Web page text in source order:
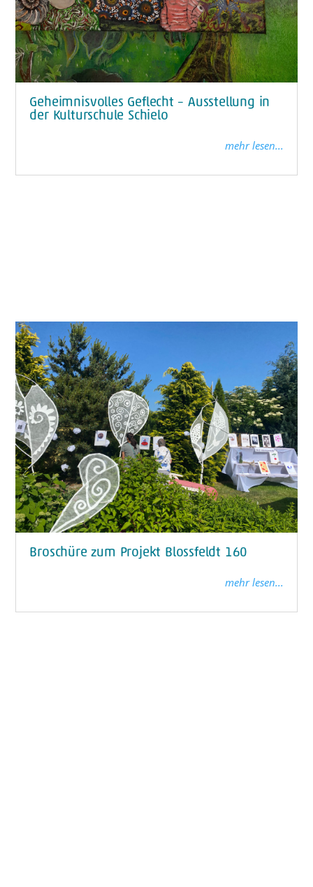
Geheimnisvolles Geflecht – Ausstellung in
der Kulturschule Schielo
mehr lesen...
Broschüre zum Projekt Blossfeldt 160
mehr lesen...